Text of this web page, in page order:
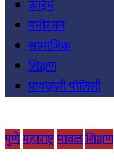
क्राईम
मनोरंजन
सामाजिक
शिक्षण
प्रायव्हसी पॉलिसी
पुणेमहाराष्ट्रमावळशिक्षण